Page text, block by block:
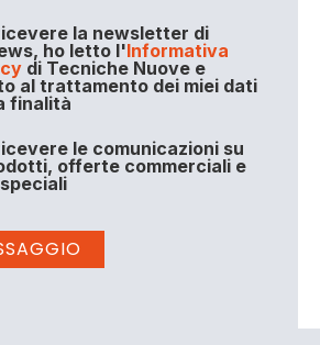
la newsletter di
ho letto l'Informativa
di Tecniche Nuove e
al trattamento dei miei dati
finalità
le comunicazioni su
offerte commerciali e